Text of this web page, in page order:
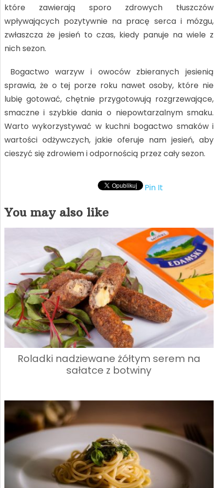
które zawierają sporo zdrowych tłuszczów
wpływających pozytywnie na pracę serca i mózgu,
zwłaszcza że jesień to czas, kiedy panuje na wiele z
nich sezon.
Bogactwo warzyw i owoców zbieranych jesienią
sprawia, że o tej porze roku nawet osoby, które nie
lubię gotować, chętnie przygotowują rozgrzewające,
smaczne i szybkie dania o niepowtarzalnym smaku.
Warto wykorzystywać w kuchni bogactwo smaków i
wartości odżywczych, jakie oferuje nam jesień, aby
cieszyć się zdrowiem i odpornością przez cały sezon.
Pin It
You may also like
Roladki nadziewane żółtym serem na
sałatce z botwiny